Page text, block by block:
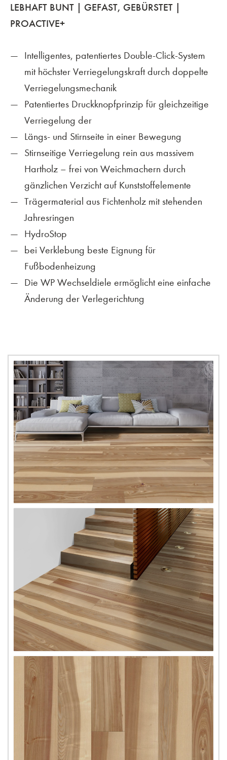
LEBHAFT BUNT | GEFAST, GEBÜRSTET |
PROACTIVE+
Intelligentes, patentiertes Double-Click-System
mit höchster Verriegelungskraft durch doppelte
Verriegelungsmechanik
Patentiertes Druckknopfprinzip für gleichzeitige
Verriegelung der
Längs- und Stirnseite in einer Bewegung
Stirnseitige Verriegelung rein aus massivem
Hartholz – frei von Weichmachern durch
gänzlichen Verzicht auf Kunststoffelemente
Trägermaterial aus Fichtenholz mit stehenden
Jahresringen
HydroStop
bei Verklebung beste Eignung für
Fußbodenheizung
Die WP Wechseldiele ermöglicht eine einfache
Änderung der Verlegerichtung